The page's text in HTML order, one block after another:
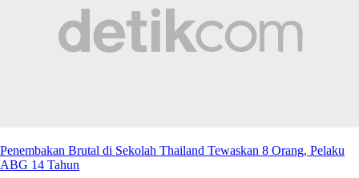
Penembakan Brutal di Sekolah Thailand Tewaskan 8 Orang, Pelaku
ABG 14 Tahun